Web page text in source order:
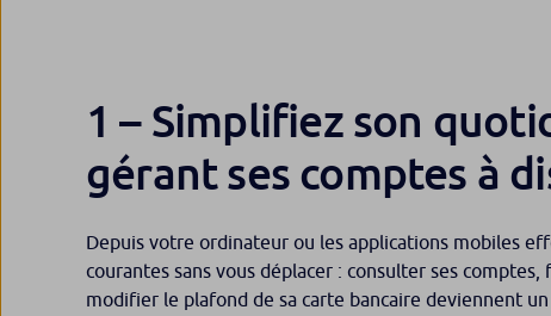
1 – Simplifiez son
gérant ses comptes à
Depuis votre ordinateur ou les applications mobiles
courantes sans vous déplacer : consulter ses comptes,
modifier le plafond de sa carte bancaire deviennent un